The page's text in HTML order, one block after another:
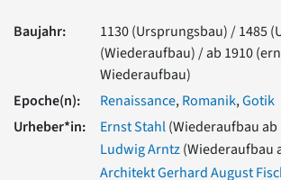
Vorromanik
Römische Antike
Über baukunst-nrw
Fachbeirat
Freunde & Förderer
Baujahr:
1130 (Ursprungsbau) / 1485
(Wiederaufbau) / ab 1910
Wiederaufbau)
Epoche(n):
Renaissance,Romanik,Gotik
Urheber*in:
Ernst Stahl(Wiederaufbau ab
Ludwig Arntz(Wiederaufbau
Architekt Gerhard August